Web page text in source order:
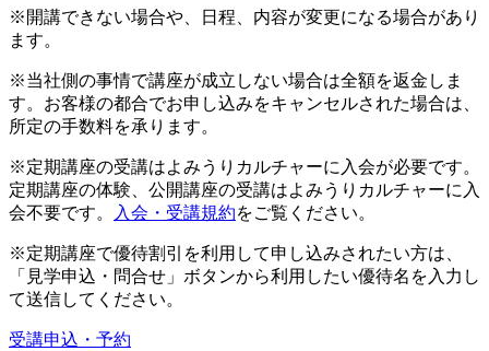
※開講できない場合や、日程、内容が変更になる場合があり
ます。
※当社側の事情で講座が成立しない場合は全額を返金しま
す。お客様の都合でお申し込みをキャンセルされた場合は、
所定の手数料を承ります。
※定期講座の受講はよみうりカルチャーに入会が必要です。
定期講座の体験、公開講座の受講はよみうりカルチャーに入
会不要です。
入会・受講規約をご覧ください。
※定期講座で優待割引を利用して申し込みされたい方は、
「見学申込・問合せ」ボタンから利用したい優待名を入力し
て送信してください。
受講申込・予約